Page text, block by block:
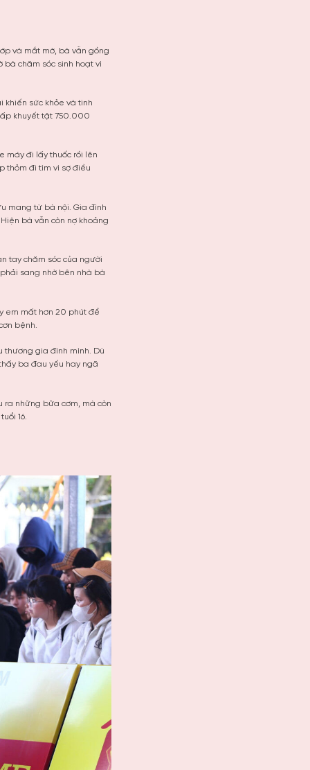
và mắt mờ, bà vẫn gồng
bà chăm sóc sinh hoạt vì
khiến sức khỏe và tinh
khuyết tật 750.000
máy đi lấy thuốc rồi lên
thỏm đi tìm vì sợ điều
mang từ bà nội. Gia đình
bà vẫn còn nợ khoảng
tay chăm sóc của người
sang nhờ bên nhà bà
em mất hơn 20 phút để
bệnh.
thương gia đình mình. Dù
ba đau yếu hay ngã
ra những bữa cơm, mà còn
16.